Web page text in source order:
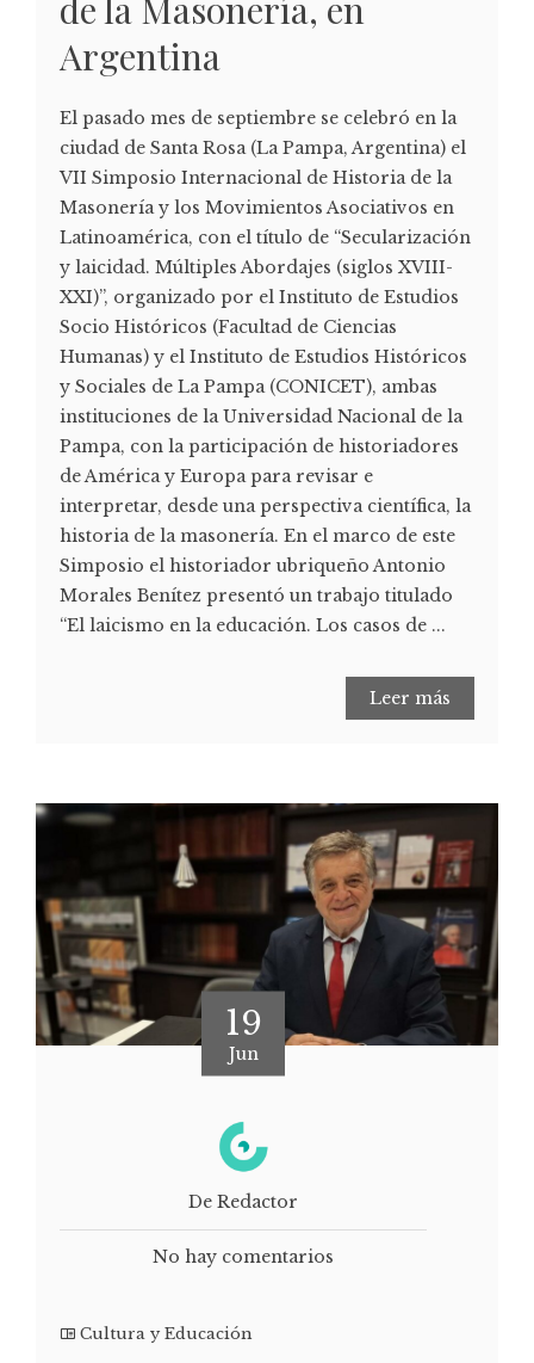
Argentina
El pasado mes de septiembre se celebró en la
ciudad de Santa Rosa (La Pampa, Argentina) el
VII Simposio Internacional de Historia de la
Masonería y los Movimientos Asociativos en
Latinoamérica, con el título de “Secularización
y laicidad. Múltiples Abordajes (siglos XVIII-
XXI)”, organizado por el Instituto de Estudios
Socio Históricos (Facultad de Ciencias
Humanas) y el Instituto de Estudios Históricos
y Sociales de La Pampa (CONICET), ambas
instituciones de la Universidad Nacional de la
Pampa, con la participación de historiadores
de América y Europa para revisar e
interpretar, desde una perspectiva científica, la
historia de la masonería. En el marco de este
Simposio el historiador ubriqueño Antonio
Morales Benítez presentó un trabajo titulado
“El laicismo en la educación. Los casos de ...
Leer más
19
Jun
De Redactor
No hay comentarios
Cultura y Educación